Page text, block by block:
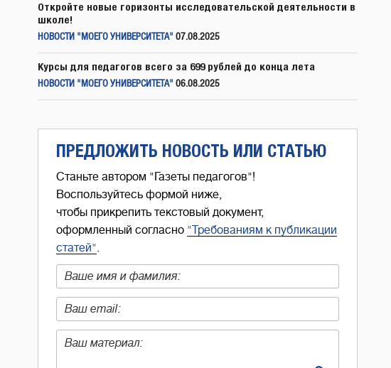
Откройте новые горизонты исследовательской деятельности в
школе!
НОВОСТИ "МОЕГО УНИВЕРСИТЕТА" 07.08.2025
Курсы для педагогов всего за 699 рублей до конца лета
НОВОСТИ "МОЕГО УНИВЕРСИТЕТА" 06.08.2025
ПРЕДЛОЖИТЬ НОВОСТЬ ИЛИ СТАТЬЮ
Станьте автором "Газеты педагогов"!
Воспользуйтесь формой ниже,
чтобы прикрепить текстовый документ,
оформленный согласно "Требованиям к публикации
статей".